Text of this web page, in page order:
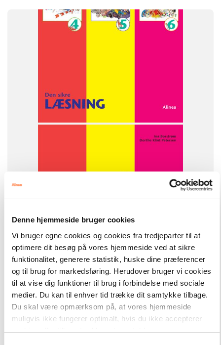
Denne hjemmeside bruger cookies
Vi bruger egne cookies og cookies fra tredjeparter til at
optimere dit besøg på vores hjemmeside ved at sikre
funktionalitet, generere statistik, huske dine præferencer
og til brug for markedsføring. Herudover bruger vi cookies
til at vise dig funktioner til brug i forbindelse med sociale
medier. Du kan til enhver tid trække dit samtykke tilbage.
Du skal være opmærksom på, at vores hjemmeside
muligvis ikke fungerer optimalt, hvis du ikke accepterer
cookies eller tilbagetrækker et samtykke.
Den sikre læsning
Alt til Den sikre læsning 4-6, 4. klasse